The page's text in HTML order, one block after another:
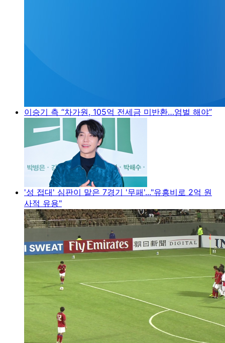
이승기 측 “차가원, 105억 전세금 미반환…엄벌 해야”
'성 접대' 심판이 맡은 7경기 '무패'..."유흥비로 2억 원
사적 유용"